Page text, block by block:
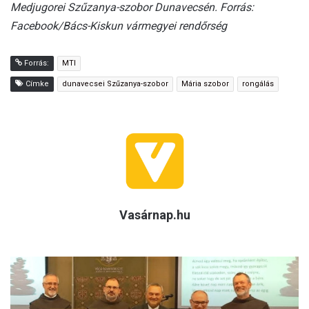
Medjugorei Szűzanya-szobor Dunavecsén. Forrás:
Facebook/Bács-Kiskun vármegyei rendőrség
Forrás: MTI
Címke dunavecsei Szűzanya-szobor Mária szobor rongálás
Vasárnap.hu